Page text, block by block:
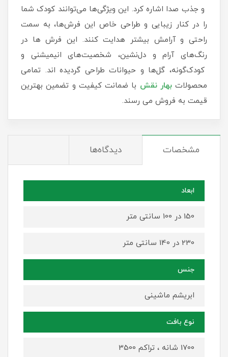
و جذب صدا اشاره کرد. این ویژگی‌ها می‌توانند کودک شما
را در کنار زیبایی و طراحی خاص این فرش‌ها، به سمت
راحتی و آرامش بیشتر هدایت کنند. این فرش ها در
رنگ‌های آرام و دل‌نشین، شخصیت‌های انیمیشنی و
کودک‌گونه، گل‌ها و حیوانات طراحی گردیده اند. تمامی
محصولاتبهار نقش با ضمانت کیفیت و تضمین بهترین
قیمت به فروش می رسند.
مشخصات دیدگاه‌ها
ابعاد
150 در 100 سانتی متر
230 در 140 سانتی متر
جنس
ابریشم ماشینی
نوع بافت
1700 شانه ، تراکم 3500